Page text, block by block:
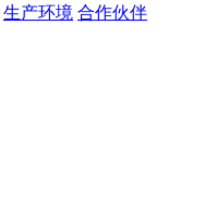
生产环境 合作伙伴